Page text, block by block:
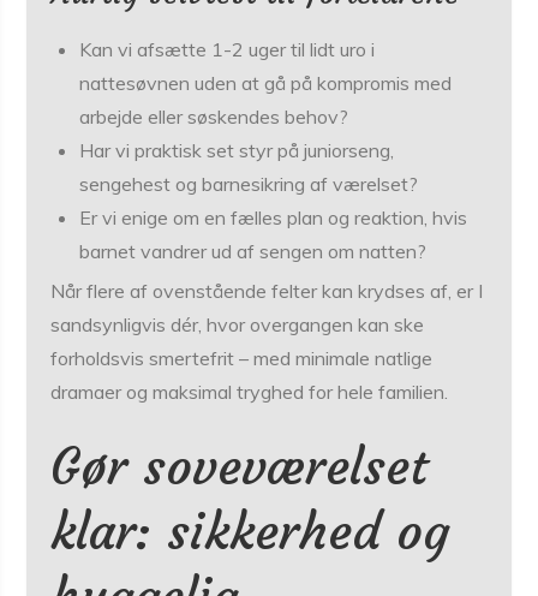
Kan vi afsætte 1-2 uger til lidt uro i
nattesøvnen uden at gå på kompromis med
arbejde eller søskendes behov?
Har vi praktisk set styr på juniorseng,
sengehest og barnesikring af værelset?
Er vi enige om en fælles plan og reaktion, hvis
barnet vandrer ud af sengen om natten?
Når flere af ovenstående felter kan krydses af, er I
sandsynligvis dér, hvor overgangen kan ske
forholdsvis smertefrit – med minimale natlige
dramaer og maksimal tryghed for hele familien.
Gør soveværelset
klar: sikkerhed og